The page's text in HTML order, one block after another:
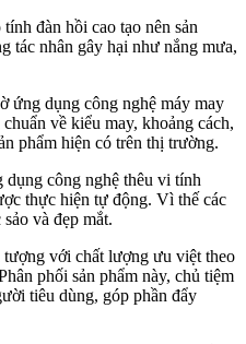
đàn hồi cao tạo nên sản
tác nhân gây hại như nắng mưa,
ứng dụng công nghệ máy may
về kiểu may, khoảng cách,
phẩm hiện có trên thị trường.
công nghệ thêu vi tính
thực hiện tự động. Vì thế các
và đẹp mắt.
với chất lượng ưu việt theo
phối sản phẩm này, chủ tiệm
tiêu dùng, góp phần đẩy